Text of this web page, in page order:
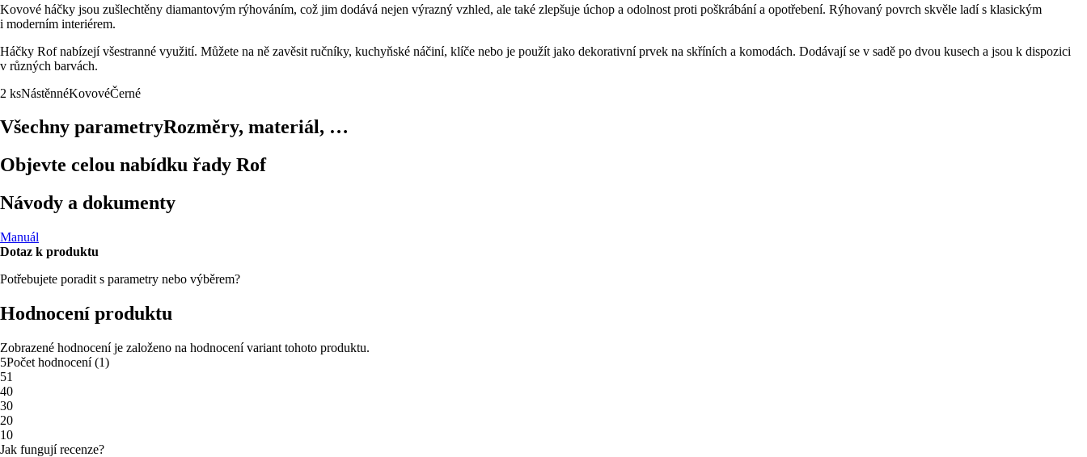
Kovové háčky jsou zušlechtěny diamantovým rýhováním, což jim dodává nejen výrazný vzhled, ale také zlepšuje úchop a odolnost proti poškrábání a opotřebení. Rýhovaný povrch skvěle ladí s klasickým
i moderním interiérem.
Háčky Rof nabízejí všestranné využití. Můžete na ně zavěsit ručníky, kuchyňské náčiní, klíče nebo je použít jako dekorativní prvek na skříních a komodách. Dodávají se v sadě po dvou kusech a jsou k dispozici
v různých barvách.
2 ksNástěnnéKovovéČerné
Všechny parametryRozměry, materiál, …
Objevte celou nabídku řady Rof
Návody a dokumenty
Manuál
Dotaz k produktu
Potřebujete poradit s parametry nebo výběrem?
Hodnocení produktu
Zobrazené hodnocení je založeno na hodnocení variant tohoto produktu.
5Počet hodnocení(1)
51
40
30
20
10
Jak fungují recenze?